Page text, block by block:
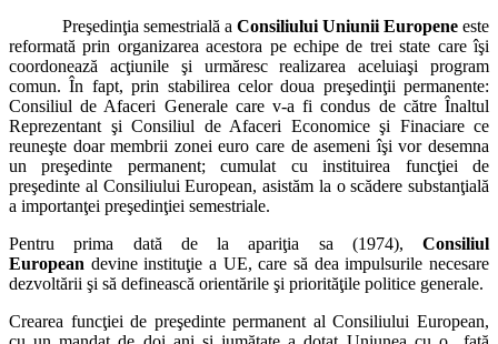
Preşedinţia semestrială a Consiliului Uniunii Europene este
reformată prin organizarea acestora pe echipe de trei state care îşi
coordonează acţiunile şi urmăresc realizarea aceluiaşi program
comun. În fapt, prin stabilirea celor doua preşedinţii permanente:
Consiliul de Afaceri Generale care v-a fi condus de către Înaltul
Reprezentant şi Consiliul de Afaceri Economice şi Finaciare ce
reuneşte doar membrii zonei euro care de asemeni îşi vor desemna
un preşedinte permanent; cumulat cu instituirea funcţiei de
preşedinte al Consiliului European, asistăm la o scădere substanţială
a importanţei preşedinţiei semestriale.
Pentru prima dată de la apariţia sa (1974), Consiliul
European devine instituţie a UE, care să dea impulsurile necesare
dezvoltării şi să definească orientările şi priorităţile politice generale.
Crearea funcţiei de preşedinte permanent al Consiliului European,